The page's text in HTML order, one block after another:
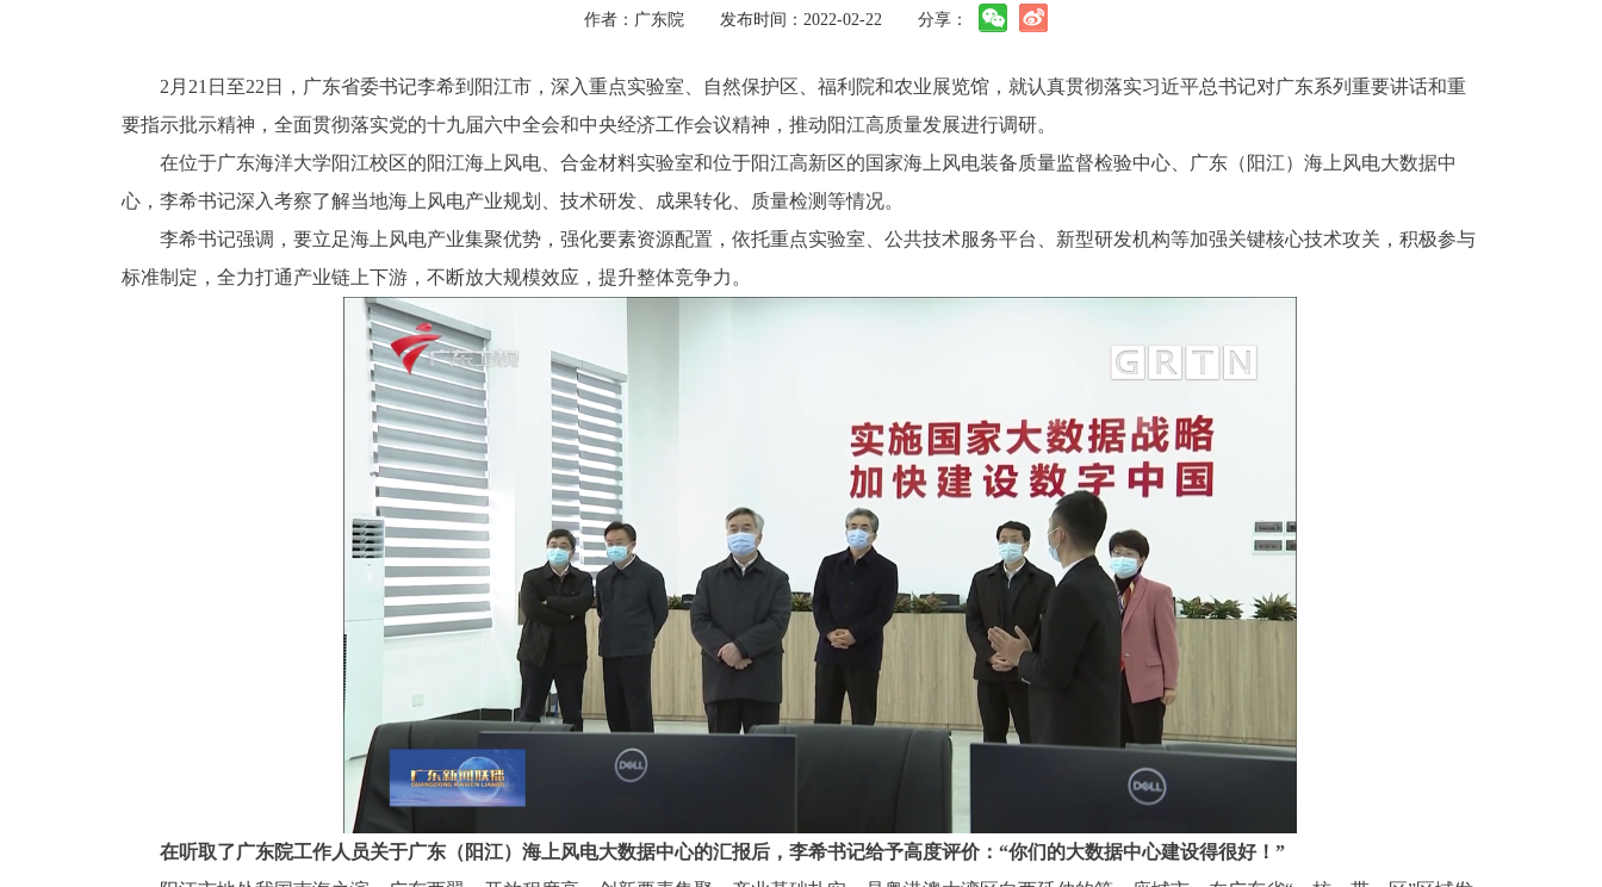
作者： 广东院 发布时间：2022-02-22 分享：
2月21日至22日，广东省委书记李希到阳江市，深入重点实验室、自然保护区、福利院和农业展览馆，就认真贯彻落实习近平总书记对广东系列重要讲话和重
要指示批示精神，全面贯彻落实党的十九届六中全会和中央经济工作会议精神，推动阳江高质量发展进行调研。
在位于广东海洋大学阳江校区的阳江海上风电、合金材料实验室和位于阳江高新区的国家海上风电装备质量监督检验中心、广东（阳江）海上风电大数据中
心，李希书记深入考察了解当地海上风电产业规划、技术研发、成果转化、质量检测等情况。
李希书记强调，要立足海上风电产业集聚优势，强化要素资源配置，依托重点实验室、公共技术服务平台、新型研发机构等加强关键核心技术攻关，积极参与
标准制定，全力打通产业链上下游，不断放大规模效应，提升整体竞争力。
在听取了广东院工作人员关于广东（阳江）海上风电大数据中心的汇报后，李希书记给予高度评价：“你们的大数据中心建设得很好！”